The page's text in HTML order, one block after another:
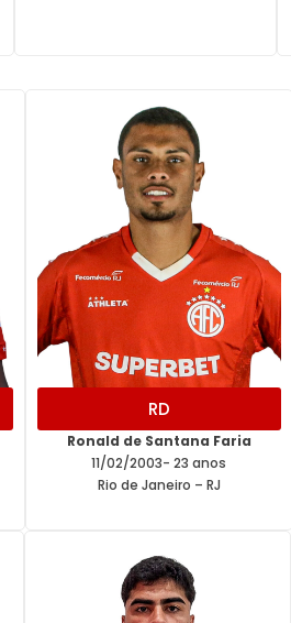
RD
Ronald de Santana Faria
11/02/2003- 23 anos
Rio de Janeiro – RJ